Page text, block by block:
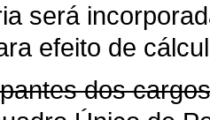
será
efeito de
dos